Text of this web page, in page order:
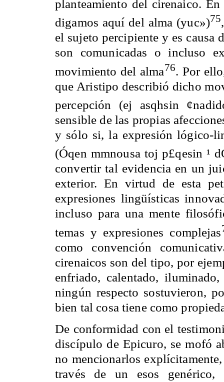
planteamiento del cirenaico.
digamos aquí del alma (yuc»)75
el sujeto percipiente y es causa
son comunicadas o incluso
movimiento del alma76. Por
que Aristipo describió dicho
percepción (ej asqhsin
sensible de las propias
y sólo si, la expresión lógico-
(Óqen mmnousa toj p£qesin ¹
convertir tal evidencia en un
exterior. En virtud de esta
expresiones lingüísticas
incluso para una mente
temas y expresiones complejas
como convención
cirenaicos son del tipo, por
enfriado, calentado,
ningún respecto sostuvieron,
bien tal cosa tiene como
De conformidad con el
discípulo de Epicuro, se mofó
no mencionarlos
través de un esos